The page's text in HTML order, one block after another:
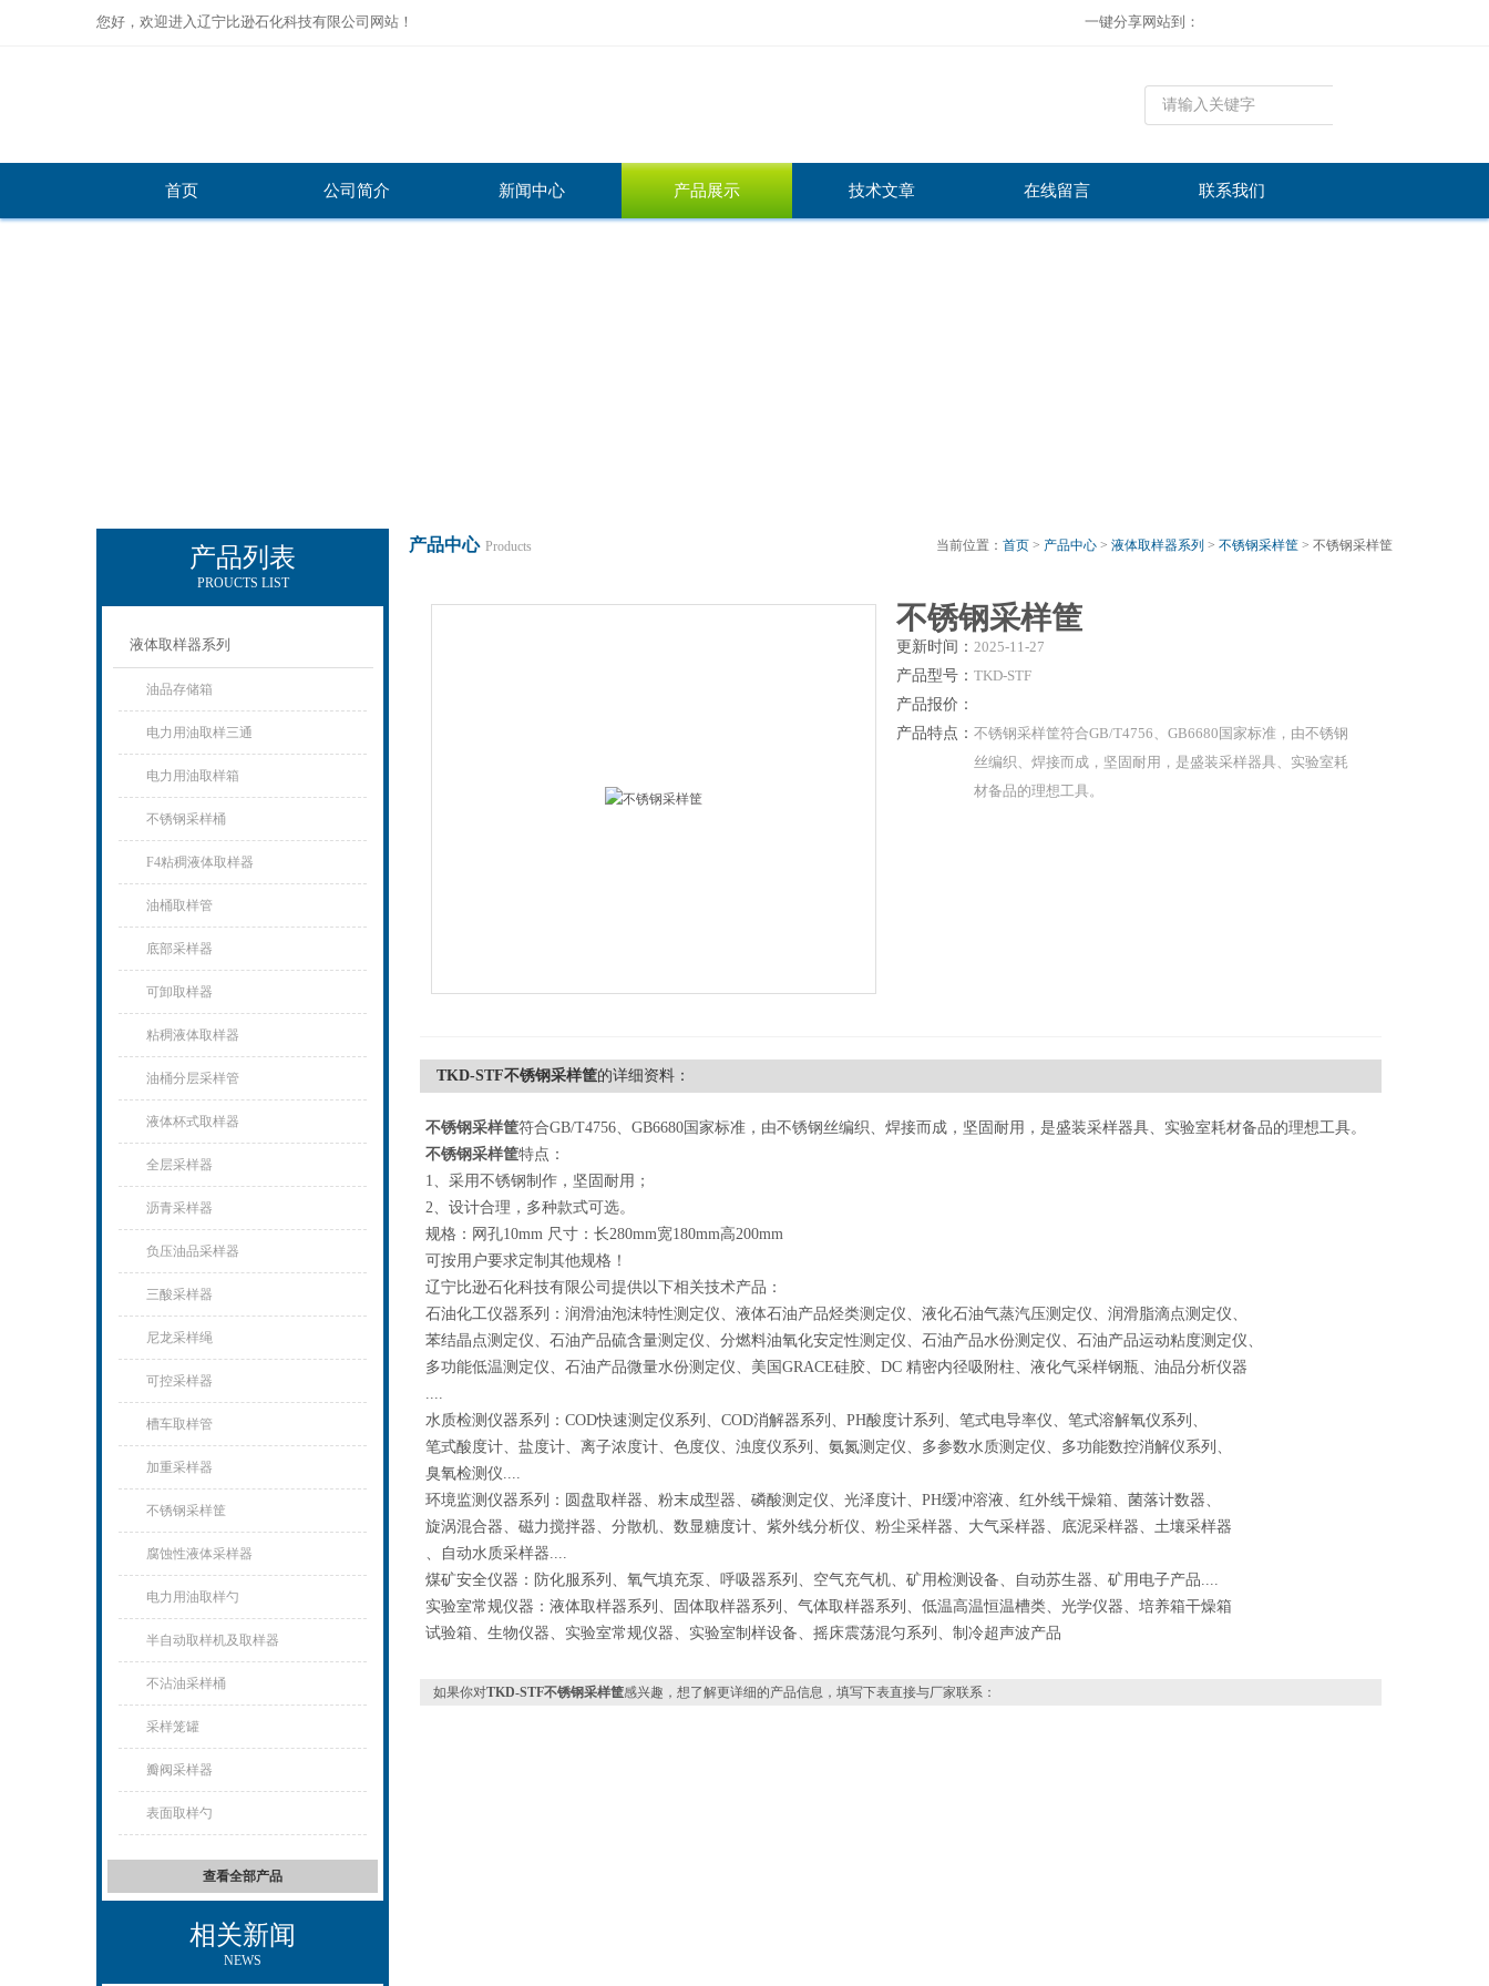
您好，欢迎进入辽宁比逊石化科技有限公司网站！ 一键分享网站到：
首页 公司简介 新闻中心 产品展示 技术文章 在线留言 联系我们
产品列表
PROUCTS LIST
液体取样器系列
油品存储箱
电力用油取样三通
电力用油取样箱
不锈钢采样桶
F4粘稠液体取样器
油桶取样管
底部采样器
可卸取样器
粘稠液体取样器
油桶分层采样管
液体杯式取样器
全层采样器
沥青采样器
负压油品采样器
三酸采样器
尼龙采样绳
可控采样器
槽车取样管
加重采样器
不锈钢采样筐
腐蚀性液体采样器
电力用油取样勺
半自动取样机及取样器
不沾油采样桶
采样笼罐
瓣阀采样器
表面取样勺
查看全部产品
相关新闻
NEWS
产品中心 Products 当前位置： 首页 > 产品中心 > 液体取样器系列 > 不锈钢采样筐 > 不锈钢采样筐
不锈钢采样筐
更新时间： 2025-11-27
产品型号： TKD-STF
产品报价：
产品特点： 不锈钢采样筐符合GB/T4756、GB6680国家标准，由不锈钢
丝编织、焊接而成，坚固耐用，是盛装采样器具、实验室耗
材备品的理想工具。
TKD-STF不锈钢采样筐的详细资料：
不锈钢采样筐符合GB/T4756、GB6680国家标准，由不锈钢丝编织、焊接而成，坚固耐用，是盛装采样器具、实验室耗材备品的理想工具。
不锈钢采样筐特点：
1、采用不锈钢制作，坚固耐用；
2、设计合理，多种款式可选。
规格：网孔10mm 尺寸：长280mm宽180mm高200mm
可按用户要求定制其他规格！
辽宁比逊石化科技有限公司提供以下相关技术产品：
石油化工仪器系列：润滑油泡沫特性测定仪、液体石油产品烃类测定仪、液化石油气蒸汽压测定仪、润滑脂滴点测定仪、
苯结晶点测定仪、石油产品硫含量测定仪、分燃料油氧化安定性测定仪、石油产品水份测定仪、石油产品运动粘度测定仪、
多功能低温测定仪、石油产品微量水份测定仪、美国GRACE硅胶、DC 精密内径吸附柱、液化气采样钢瓶、油品分析仪器
....
水质检测仪器系列：COD快速测定仪系列、COD消解器系列、PH酸度计系列、笔式电导率仪、笔式溶解氧仪系列、
笔式酸度计、盐度计、离子浓度计、色度仪、浊度仪系列、氨氮测定仪、多参数水质测定仪、多功能数控消解仪系列、
臭氧检测仪....
环境监测仪器系列：圆盘取样器、粉末成型器、磷酸测定仪、光泽度计、PH缓冲溶液、红外线干燥箱、菌落计数器、
旋涡混合器、磁力搅拌器、分散机、数显糖度计、紫外线分析仪、粉尘采样器、大气采样器、底泥采样器、土壤采样器
、自动水质采样器....
煤矿安全仪器：防化服系列、氧气填充泵、呼吸器系列、空气充气机、矿用检测设备、自动苏生器、矿用电子产品....
实验室常规仪器：液体取样器系列、固体取样器系列、气体取样器系列、低温高温恒温槽类、光学仪器、培养箱干燥箱
试验箱、生物仪器、实验室常规仪器、实验室制样设备、摇床震荡混匀系列、制冷超声波产品
如果你对TKD-STF不锈钢采样筐感兴趣，想了解更详细的产品信息，填写下表直接与厂家联系：